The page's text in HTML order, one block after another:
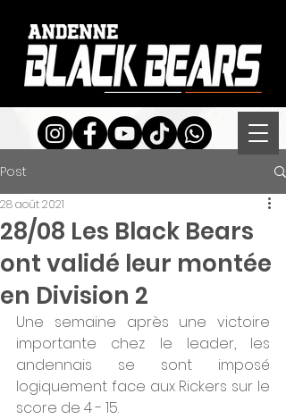
Post
28/08 Les Black Bears
ont validé leur montée
en Division 2
28 août 2021
Une semaine après une victoire
importante chez le leader, les
andennais se sont imposé
logiquement face aux Rickers sur le
score de 4 - 15.